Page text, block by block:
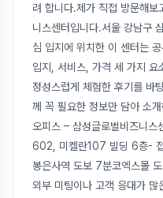
려 합니다.제가 직접 방문해
니스센터입니다.서울 강남구
심 입지에 위치한 이 센터는
입지, 서비스, 가격 세 가지 요
정성스럽게 체험한 후기를 바
께 꼭 필요한 정보만 담아 소
오피스 – 삼성글로벌비즈니
602, 미켈란107 빌딩 6층-
봉은사역 도보 7분코엑스몰
외부 미팅이나 고객 응대가 많